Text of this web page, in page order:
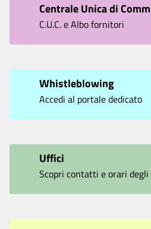
Centrale Unica di
C.U.C. e Albo fornitori
Whistleblowing
Accedi al portale dedicato
Uffici
Scopri contatti e orari